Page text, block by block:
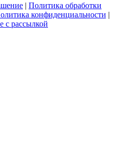
| Политика обработки
конфиденциальности |
с рассылкой